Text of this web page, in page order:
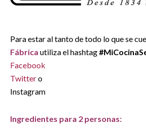
Para estar al tanto de todo lo que se
Fábrica utiliza el hashtag
Facebook
Twittero
Instagram
Ingredientes para 2 personas: